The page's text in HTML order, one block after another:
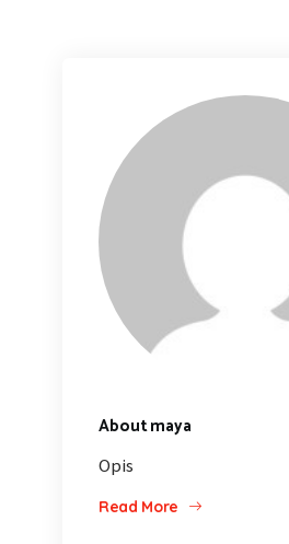
About maya
Opis
Read More